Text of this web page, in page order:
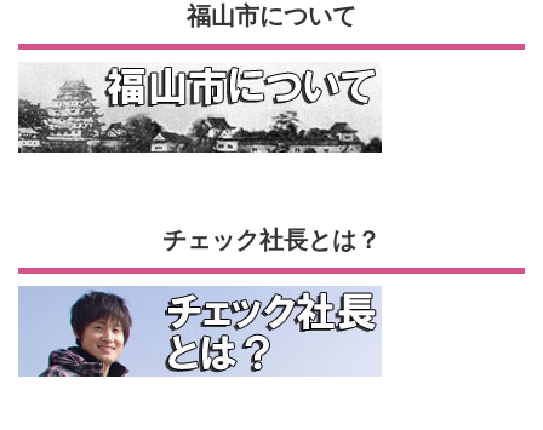
福山市について
チェック社長とは？